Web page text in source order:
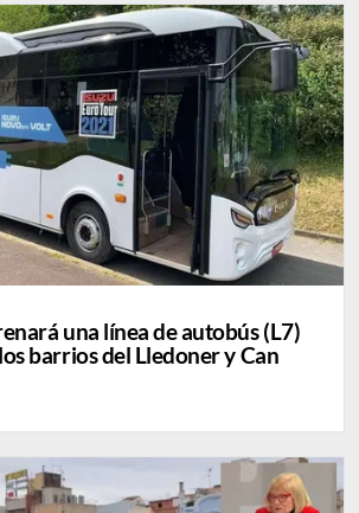
una línea de autobús (L7)
barrios del Lledoner y Can